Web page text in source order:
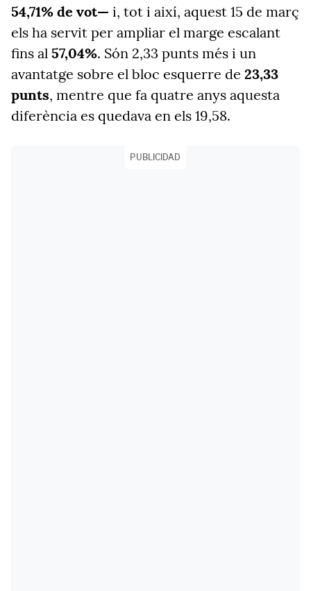
54,71% de vot— i, tot i així, aquest 15 de març
els ha servit per ampliar el marge escalant
fins al 57,04%. Són 2,33 punts més i un
avantatge sobre el bloc esquerre de 23,33
punts, mentre que fa quatre anys aquesta
diferència es quedava en els 19,58.
PUBLICIDAD